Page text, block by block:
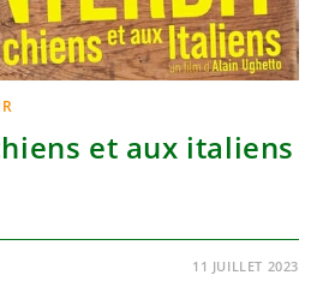
et aux italiens
11 JUILLET 2023